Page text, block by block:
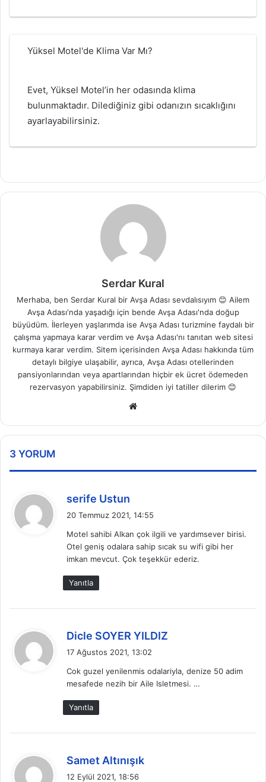
Yüksel Motel'de Klima Var Mı?
Evet, Yüksel Motel’in her odasında klima
bulunmaktadır. Dilediğiniz gibi odanızın sıcaklığını
ayarlayabilirsiniz.
Serdar Kural
Merhaba, ben Serdar Kural bir Avşa Adası sevdalısıyım 😊 Ailem
Avşa Adası'nda yaşadığı için bende Avşa Adası'nda doğup
büyüdüm. İlerleyen yaşlarımda ise Avşa Adası turizmine faydalı bir
çalışma yapmaya karar verdim ve Avşa Adası'nı tanıtan web sitesi
kurmaya karar verdim. Sitem içerisinden Avşa Adası hakkında tüm
detaylı bilgiye ulaşabilir, ayrıca, Avşa Adası otellerinden
pansiyonlarından veya apartlarından hiçbir ek ücret ödemeden
rezervasyon yapabilirsiniz. Şimdiden iyi tatiller dilerim 😊
Web
3 YORUM
serife Ustun
i
k
i
20 Temmuz 2021, 14:55
Motel sahibi Alkan çok ilgili ve yardımsever birisi.
Otel geniş odalara sahip sıcak su wifi gibi her
imkan mevcut. Çok teşekkür ederiz.
Yanıtla
Dicle SOYER YILDIZ
i
k
17 Ağustos 2021, 13:02
Cok guzel yenilenmis odalariyla, denize 50 adim
mesafede nezih bir Aile Isletmesi. …
Yanıtla
Samet Altınışık
12 Eylül 2021, 18:56